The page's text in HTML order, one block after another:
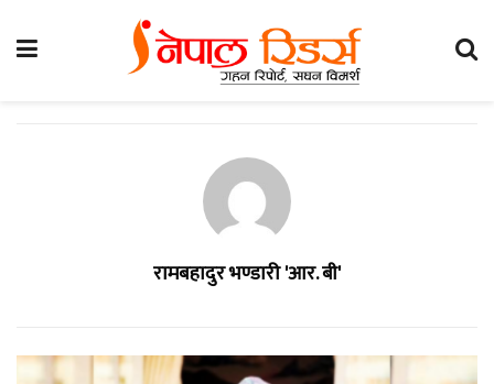
रामबहादुर भण्डारी 'आर. बी'